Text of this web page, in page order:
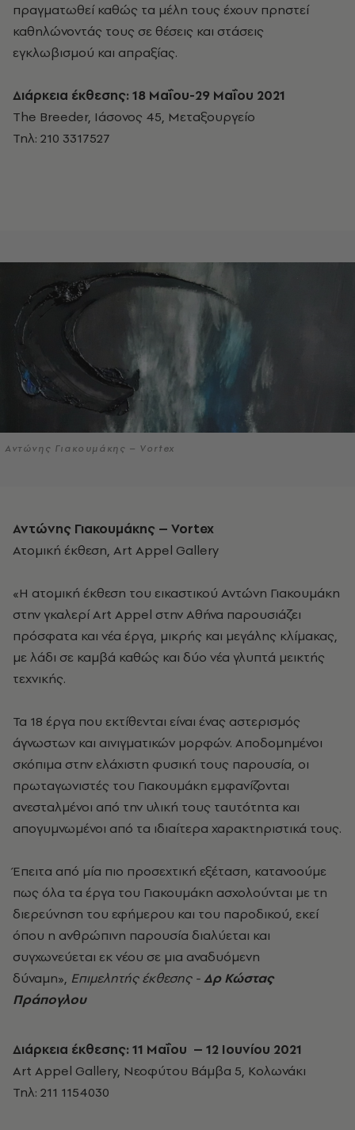
πραγματωθεί καθώς τα μέλη τους έχουν πρηστεί
καθηλώνοντάς τους σε θέσεις και στάσεις
εγκλωβισμού και απραξίας.
Διάρκεια έκθεσης: 18 Μαΐου-29 Μαΐου 2021
The Breeder, Ιάσονος 45, Μεταξουργείο
Τηλ: 210 3317527
Αντώνης Γιακουμάκης – Vortex
Αντώνης Γιακουμάκης – Vortex
Ατομική έκθεση, Art Appel Gallery
«Η ατομική έκθεση του εικαστικού Αντώνη Γιακουμάκη
στην γκαλερί Art Appel στην Αθήνα παρουσιάζει
πρόσφατα και νέα έργα, μικρής και μεγάλης κλίμακας,
με λάδι σε καμβά καθώς και δύο νέα γλυπτά μεικτής
τεχνικής.
Τα 18 έργα που εκτίθενται είναι ένας αστερισμός
άγνωστων και αινιγματικών μορφών. Αποδομημένοι
σκόπιμα στην ελάχιστη φυσική τους παρουσία, οι
πρωταγωνιστές του Γιακουμάκη εμφανίζονται
ανεσταλμένοι από την υλική τους ταυτότητα και
απογυμνωμένοι από τα ιδιαίτερα χαρακτηριστικά τους.
Έπειτα από μία πιο προσεχτική εξέταση, κατανοούμε
πως όλα τα έργα του Γιακουμάκη ασχολούνται με τη
διερεύνηση του εφήμερου και του παροδικού, εκεί
όπου η ανθρώπινη παρουσία διαλύεται και
συγχωνεύεται εκ νέου σε μια αναδυόμενη
δύναμη», Επιμελητής έκθεσης -Δρ Κώστας
Πράπογλου
Διάρκεια έκθεσης: 11 Μαΐου – 12 Ιουνίου 2021
Art Appel Gallery, Νεοφύτου Βάμβα 5, Κολωνάκι
Τηλ: 211 1154030